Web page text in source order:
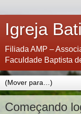
Igreja
Filiada AMP –
Faculdade Baptista
Começando